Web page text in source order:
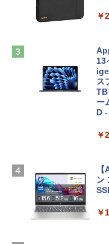
￥
13
ス
TB
ー
D
￥
ン
￥